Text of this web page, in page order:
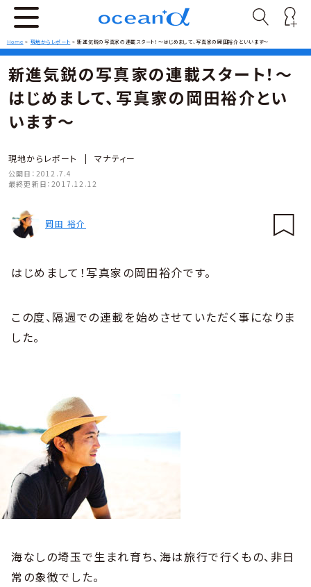
Home > 現地からレポート >新進気鋭の写真家の連載スタート！〜はじめまして、写真家の岡田裕介といいます〜
新進気鋭の写真家の連載スタート！〜
はじめまして、写真家の岡田裕介とい
います〜
現地からレポート | マナティー
公開日： 2012.7.4
最終更新日： 2017.12.12
岡田 裕介
はじめまして！写真家の岡田裕介です。
この度、隔週での連載を始めさせていただく事になりま
した。
海なしの埼玉で生まれ育ち、海は旅行で行くもの、非日
常の象徴でした。